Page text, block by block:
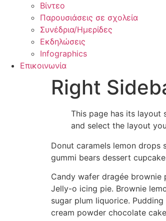
Βίντεο
Παρουσιάσεις σε σχολεία
Συνέδρια/Ημερίδες
Εκδηλώσεις
Infographics
Επικοινωνία
Right
This page has its layout
and select the layout
Donut caramels lemon drops
gummi bears dessert
Candy wafer dragée
Jelly-o icing pie. Brownie
sugar plum liquorice.
cream powder chocolate